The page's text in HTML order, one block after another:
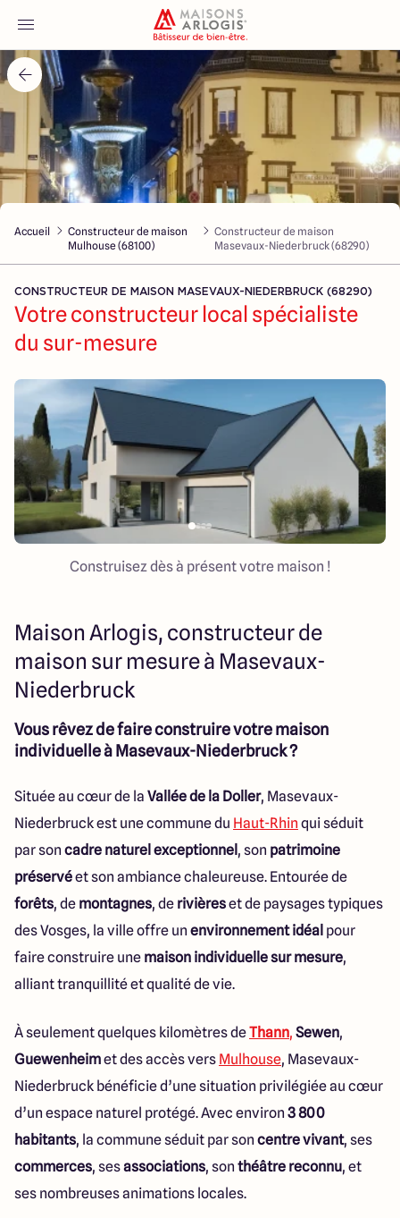
Accueil
Nos maisons
Nos annonces
Votre projet
Qui sommes-nous
Maisons ARLOGIS Alsace
Colmar
03 89 21 68 11
Rixheim 03 89 56 14 22
Sélestat 03 88 92 88 12
Strasbourg 03 88 68 83 69
4.4 4.7
Accueil
Constructeur de maison
Mulhouse (68100)
Constructeur de maison
Masevaux-Niederbruck (68290)
CONSTRUCTEUR DE MAISON MASEVAUX-NIEDERBRUCK (68290)
Votre constructeur local spécialiste
du sur-mesure
Construisez dès à présent votre maison !
Maison Arlogis, constructeur de
maison sur mesure à Masevaux-
Niederbruck
Vous rêvez de faire construire votre maison
individuelle à Masevaux-Niederbruck ?
Située au cœur de la Vallée de la Doller, Masevaux-
Niederbruck est une commune du Haut-Rhin qui séduit
par son cadre naturel exceptionnel , son patrimoine
préservéet son ambiance chaleureuse. Entourée de
forêts, de montagnes, de rivièreset de paysages typiques
des Vosges, la ville offre un environnement idéal pour
faire construire une maison individuelle sur mesure,
alliant tranquillité et qualité de vie.
À seulement quelques kilomètres deThann, Sewen,
Guewenheimet des accès vers Mulhouse, Masevaux-
Niederbruck bénéficie d’une situation privilégiée au cœur
d’un espace naturel protégé. Avec environ 3 800
habitants, la commune séduit par son centre vivant, ses
commerces, sesassociations, son théâtre reconnu, et
ses nombreuses animations locales.